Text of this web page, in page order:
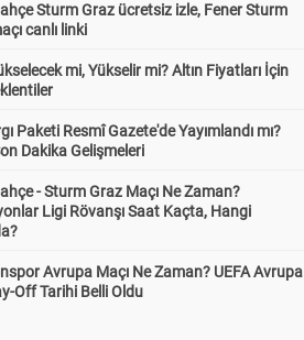
Sturm Graz ücretsiz izle, Fener Sturm
canlı linki
mi, Yükselir mi? Altın Fiyatları İçin
Paketi Resmî Gazete'de Yayımlandı mı?
Dakika Gelişmeleri
- Sturm Graz Maçı Ne Zaman?
Ligi Rövanşı Saat Kaçta, Hangi
Avrupa Maçı Ne Zaman? UEFA Avrupa
Off Tarihi Belli Oldu